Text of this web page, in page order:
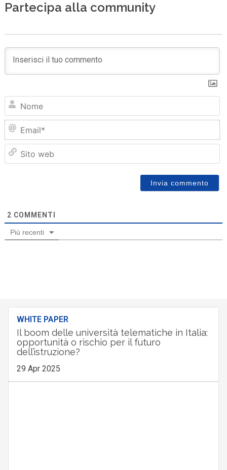
Partecipa alla community
2 COMMENTI
Più recenti
WHITE PAPER
Il boom delle università telematiche in Italia:
opportunità o rischio per il futuro
dell’istruzione?
29 Apr 2025